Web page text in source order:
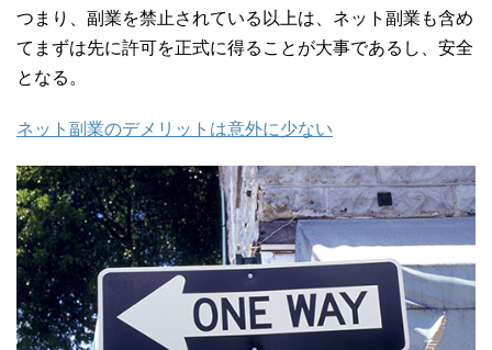
つまり、副業を禁止されている以上は、ネット副業も含め
てまずは先に許可を正式に得ることが大事であるし、安全
となる。
ネット副業のデメリットは意外に少ない